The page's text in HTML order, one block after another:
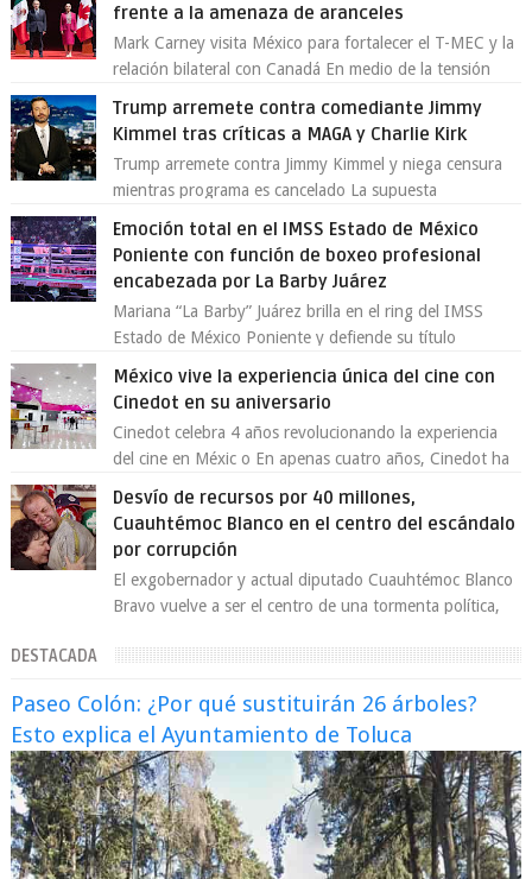
frente a la amenaza de aranceles
Mark Carney visita México para fortalecer el T-MEC y la
relación bilateral con Canadá En medio de la tensión
Trump arremete contra comediante Jimmy
Kimmel tras críticas a MAGA y Charlie Kirk
Trump arremete contra Jimmy Kimmel y niega censura
mientras programa es cancelado La supuesta
Emoción total en el IMSS Estado de México
Poniente con función de boxeo profesional
encabezada por La Barby Juárez
Mariana “La Barby” Juárez brilla en el ring del IMSS
Estado de México Poniente y defiende su título
México vive la experiencia única del cine con
Cinedot en su aniversario
Cinedot celebra 4 años revolucionando la experiencia
del cine en Méxic o En apenas cuatro años, Cinedot ha
demostrado que es posible reinve...
Desvío de recursos por 40 millones,
Cuauhtémoc Blanco en el centro del escándalo
por corrupción
El exgobernador y actual diputado Cuauhtémoc Blanco
Bravo vuelve a ser el centro de una tormenta política,
DESTACADA
Paseo Colón: ¿Por qué sustituirán 26 árboles?
Esto explica el Ayuntamiento de Toluca